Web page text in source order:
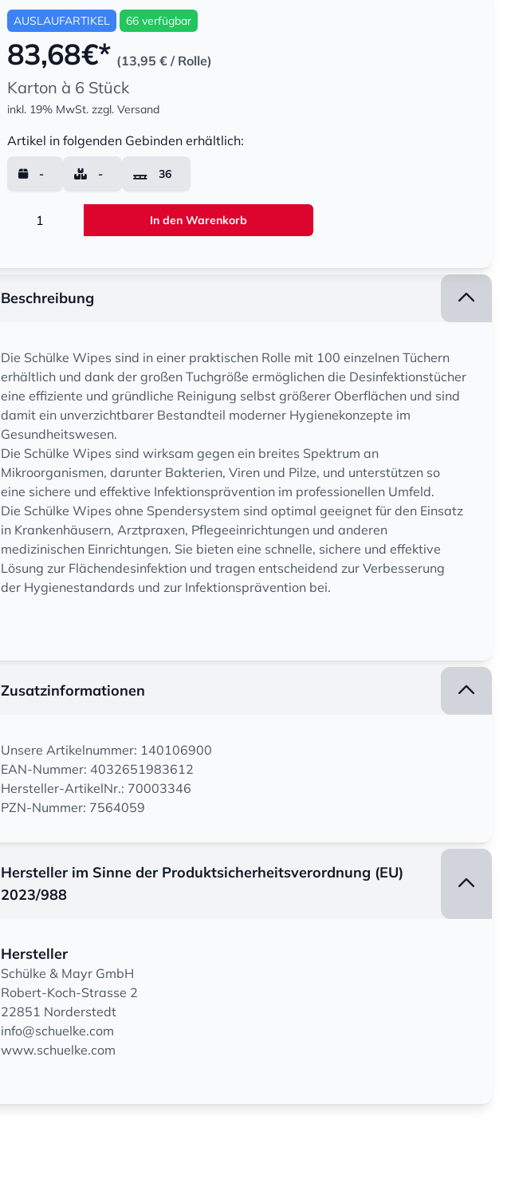
AUSLAUFARTIKEL 66 verfügbar
83,68€* (13,95 € / Rolle)
Karton à 6 Stück
inkl. 19% MwSt. zzgl. Versand
Artikel in folgenden Gebinden erhältlich:
- - 36
In den Warenkorb
Beschreibung
Die Schülke Wipes sind in einer praktischen Rolle mit 100 einzelnen Tüchern
erhältlich und dank der großen Tuchgröße ermöglichen die Desinfektionstücher
eine effiziente und gründliche Reinigung selbst größerer Oberflächen und sind
damit ein unverzichtbarer Bestandteil moderner Hygienekonzepte im
Gesundheitswesen.
Die Schülke Wipes sind wirksam gegen ein breites Spektrum an
Mikroorganismen, darunter Bakterien, Viren und Pilze, und unterstützen so
eine sichere und effektive Infektionsprävention im professionellen Umfeld.
Die Schülke Wipes ohne Spendersystem sind optimal geeignet für den Einsatz
in Krankenhäusern, Arztpraxen, Pflegeeinrichtungen und anderen
medizinischen Einrichtungen. Sie bieten eine schnelle, sichere und effektive
Lösung zur Flächendesinfektion und tragen entscheidend zur Verbesserung
der Hygienestandards und zur Infektionsprävention bei.
Zusatzinformationen
Unsere Artikelnummer: 140106900
EAN-Nummer: 4032651983612
Hersteller-ArtikelNr.: 70003346
PZN-Nummer: 7564059
Hersteller im Sinne der Produktsicherheitsverordnung (EU)
2023/988
Hersteller
Schülke & Mayr GmbH
Robert-Koch-Strasse 2
22851 Norderstedt
info@schuelke.com
www.schuelke.com